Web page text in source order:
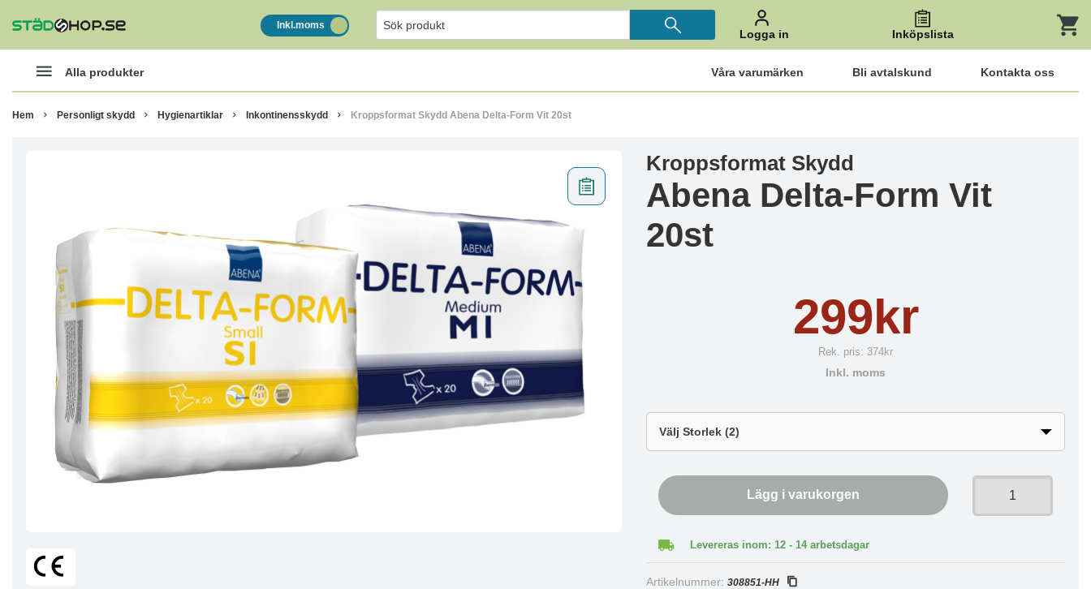
Inkl.moms
Logga in Inköpslista
Alla produkter Våra varumärken Bli avtalskund Kontakta oss
Hem Personligt skydd Hygienartiklar Inkontinensskydd Kroppsformat Skydd Abena Delta-Form Vit 20st
Kroppsformat Skydd
Abena Delta-Form Vit
20st
299kr
Rek. pris: 374kr
Inkl. moms
Lägg i varukorgen
Levereras inom: 12 - 14 arbetsdagar
Artikelnummer:308851-HH